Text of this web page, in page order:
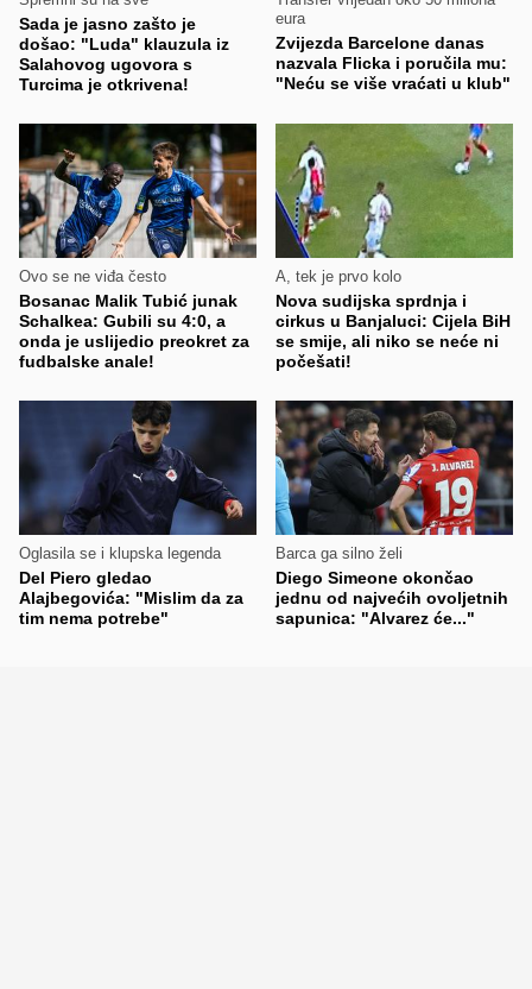
Sada je jasno zašto je
došao: "Luda" klauzula iz
Salahovog ugovora s
Turcima je otkrivena!
eura
Zvijezda Barcelone danas
nazvala Flicka i poručila mu:
"Neću se više vraćati u klub"
Ovo se ne viđa često
Bosanac Malik Tubić junak
Schalkea: Gubili su 4:0, a
onda je uslijedio preokret za
fudbalske anale!
A, tek je prvo kolo
Nova sudijska sprdnja i
cirkus u Banjaluci: Cijela BiH
se smije, ali niko se neće ni
počešati!
Oglasila se i klupska legenda
Del Piero gledao
Alajbegovića: "Mislim da za
tim nema potrebe"
Barca ga silno želi
Diego Simeone okončao
jednu od najvećih ovoljetnih
sapunica: "Alvarez će..."